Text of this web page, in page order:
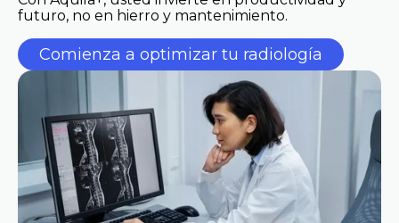
futuro, no en hierro y mantenimiento.
Comienza a optimizar tu radiología